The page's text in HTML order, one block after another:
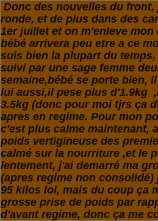
Donc des nouvelles du
ronde, et de plus dans des
1er juillet et on m'enleve mon
bébé arrivera peu etre a ce
suis bien la plupart du
suivi par une sage femme
semaine,bébé se porte bien,
lui aussi,il pese plus d'1.9kg
3.5kg (donc pour moi tjrs ça
apres en regime. Pour mon
c'est plus calme maintenant,
poids vertigineuse des
calmé sur la nourriture ,et le
lentement, j'ai demarré ma
(apres regime non
95 kilos lol, mais du coup ça
grosse prise de poids par
d'avant regime, donc ça me